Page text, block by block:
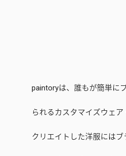
paintoryは、誰もが簡単に
られるカスタマイズウェ
クリエイトした洋服には